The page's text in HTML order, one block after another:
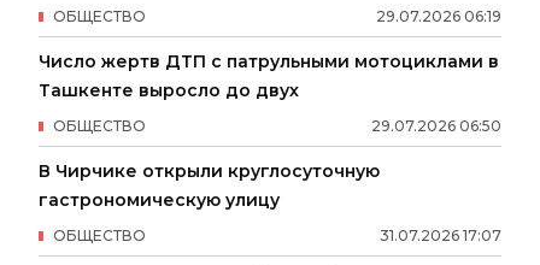
29.07.2026 06:19
ОБЩЕСТВО
Число жертв ДТП с патрульными мотоциклами в
Ташкенте выросло до двух
29.07.2026 06:50
ОБЩЕСТВО
В Чирчике открыли круглосуточную
гастрономическую улицу
31.07.2026 17:07
ОБЩЕСТВО